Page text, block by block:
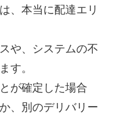
、本当に配達エリ
や、システムの不
す。
が確定した場合
、別のデリバリー